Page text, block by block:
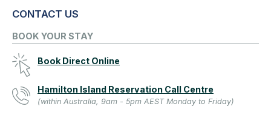
CONTACT US
BOOK YOUR STAY
Book Direct Online
Hamilton Island Reservation Call Centre
(within Australia, 9am - 5pm AEST Monday to Friday)